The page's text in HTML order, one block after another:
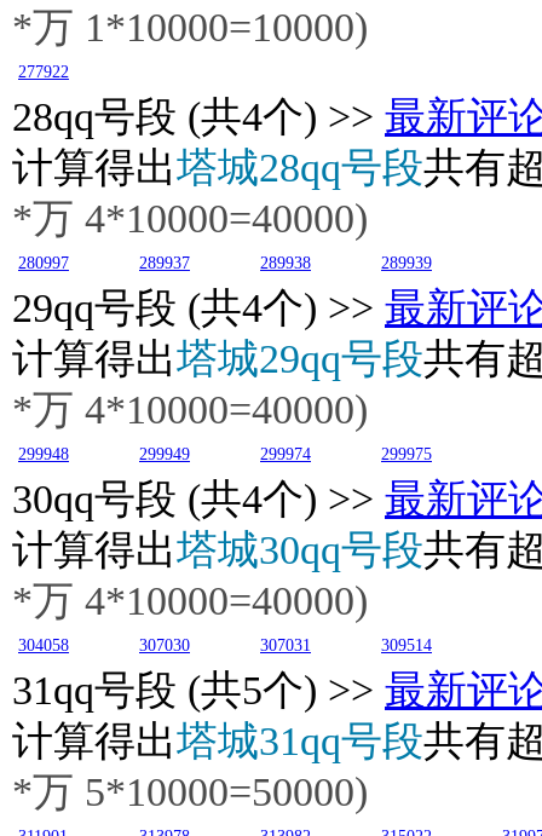
*万 1*10000=10000)
277922
28qq号段 (共4个) >> 最新评
计算得出塔城28qq号段共有
*万 4*10000=40000)
280997 289937 289938 289939
29qq号段 (共4个) >> 最新评
计算得出塔城29qq号段共有
*万 4*10000=40000)
299948 299949 299974 299975
30qq号段 (共4个) >> 最新评
计算得出塔城30qq号段共有
*万 4*10000=40000)
304058 307030 307031 309514
31qq号段 (共5个) >> 最新评
计算得出塔城31qq号段共有
*万 5*10000=50000)